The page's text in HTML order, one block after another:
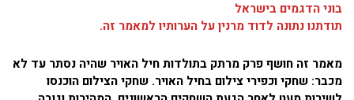
בוני הדגמים בישראל
תודתנו נתונה לדוד מרנין על הערותיו למאמר זה.
מאמר זה חושף פרק מרתק בתולדות חיל האויר שהיה נסתר עד לא
מכבר: שחקי וכפירי צילום בחיל האויר. שחקי הצילום הוכנסו